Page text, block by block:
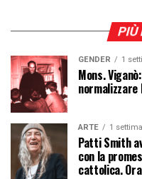
PIÙ
GENDER 1
Mons.
normalizzare
ARTE 1
Patti Smith
con la
cattolica.